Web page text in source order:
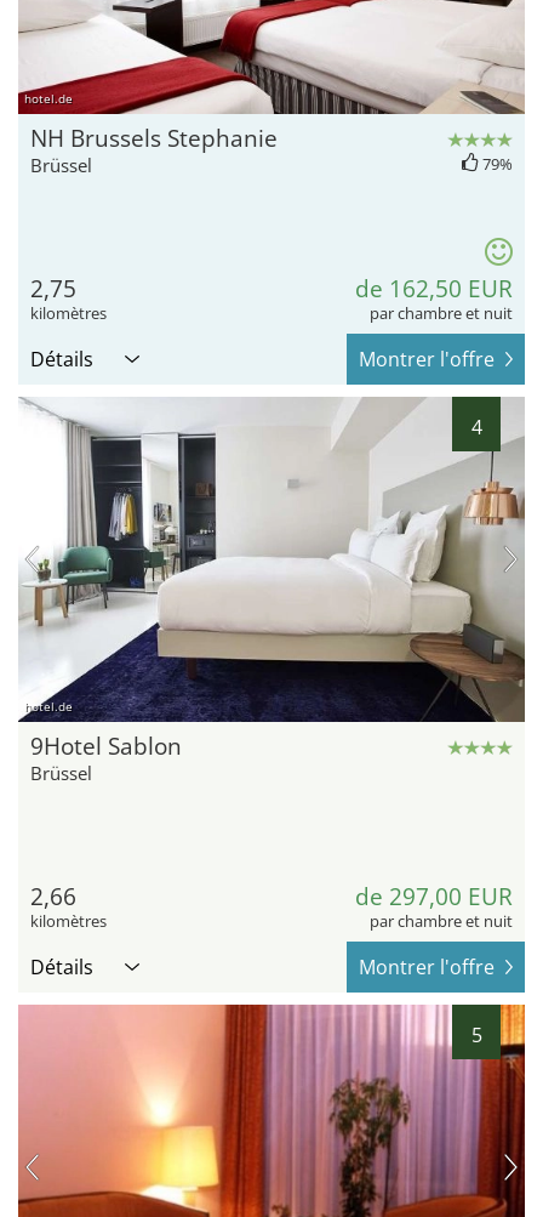
hotel.de
NH Brussels Stephanie
Brüssel 79%
2,75
kilomètres
de 162,50 EUR
par chambre et nuit
Détails Montrer l'offre
4
hotel.de
9Hotel Sablon
Brüssel
2,66
kilomètres
de 297,00 EUR
par chambre et nuit
Détails Montrer l'offre
5